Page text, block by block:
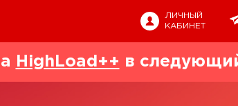
ЛИЧНЫЙ
КАБИНЕТ
HighLoad++ в